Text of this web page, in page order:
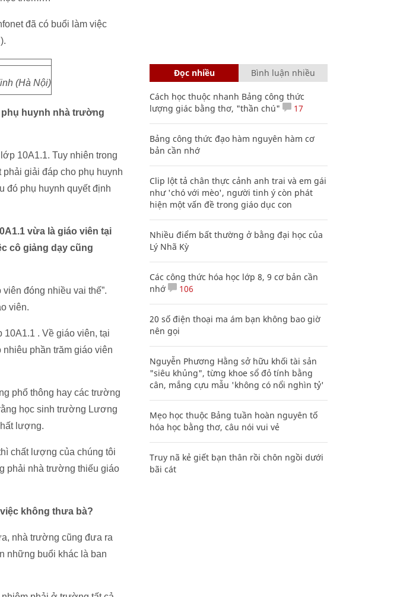
đã có buổi làm việc
(Hà Nội)
huynh nhà trường
10A1.1. Tuy nhiên trong
giải đáp cho phụ huynh
đó phụ huynh quyết định
vừa là giáo viên tại
cô giảng dạy cũng
đóng nhiều vai thế”.
viên.
. Về giáo viên, tại
phần trăm giáo viên
phổ thông hay các trường
học sinh trường Lương
lượng.
chất lượng của chúng tôi
phải nhà trường thiếu giáo
không thưa bà?
nhà trường cũng đưa ra
những buổi khác là ban
Đọc nhiều Bình luận nhiều
Cách học thuộc nhanh Bảng công thức
lượng giác bằng thơ, "thần chú"
17
Bảng công thức đạo hàm nguyên hàm cơ
bản cần nhớ
Clip lột tả chân thực cảnh anh trai và em gái
như 'chó với mèo', người tinh ý còn phát
hiện một vấn đề trong giáo dục con
Nhiều điểm bất thường ở bằng đại học của
Lý Nhã Kỳ
Các công thức hóa học lớp 8, 9 cơ bản cần
nhớ
106
20 số điện thoại ma ám bạn không bao giờ
nên gọi
Nguyễn Phương Hằng sở hữu khối tài sản
"siêu khủng", từng khoe sổ đỏ tính bằng
cân, mắng cựu mẫu 'không có nổi nghìn tỷ'
Mẹo học thuộc Bảng tuần hoàn nguyên tố
hóa học bằng thơ, câu nói vui vẻ
Truy nã kẻ giết bạn thân rồi chôn ngồi dưới
bãi cát